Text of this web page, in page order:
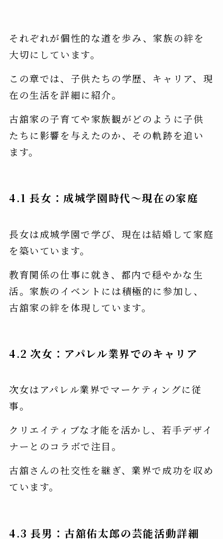
それぞれが個性的な道を歩み、家族の絆を
大切にしています。
この章では、子供たちの学歴、キャリア、現
在の生活を詳細に紹介。
古舘家の子育てや家族観がどのように子供
たちに影響を与えたのか、その軌跡を追い
ます。
4.1 長女：成城学園時代～現在の家庭
長女は成城学園で学び、現在は結婚して家庭
を築いています。
教育関係の仕事に就き、都内で穏やかな生
活。家族のイベントには積極的に参加し、
古舘家の絆を体現しています。
4.2 次女：アパレル業界でのキャリア
次女はアパレル業界でマーケティングに従
事。
クリエイティブな才能を活かし、若手デザイ
ナーとのコラボで注目。
古舘さんの社交性を継ぎ、業界で成功を収め
ています。
4.3 長男：古舘佑太郎の芸能活動詳細